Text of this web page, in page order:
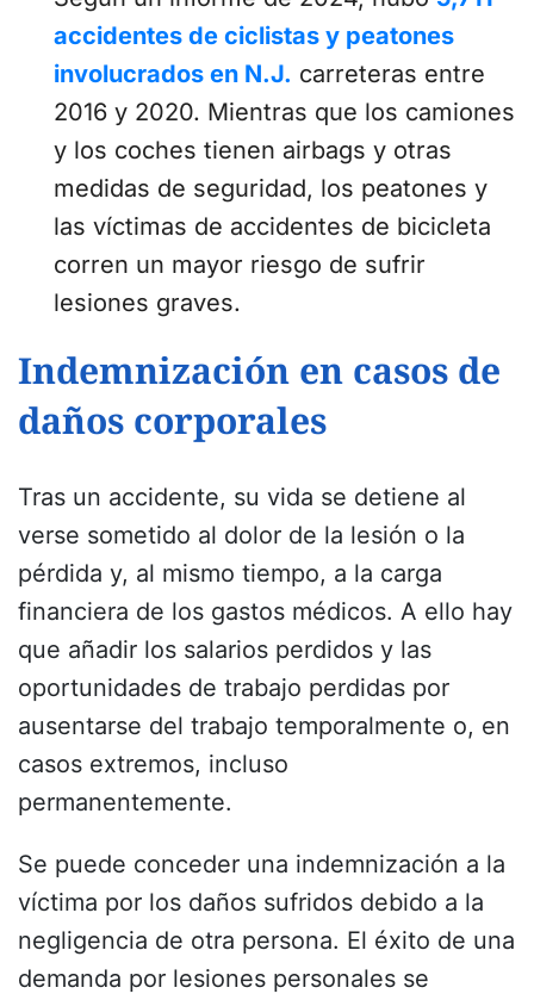
accidentes de ciclistas y peatones
involucrados en N.J. carreteras entre
2016 y 2020. Mientras que los camiones
y los coches tienen airbags y otras
medidas de seguridad, los peatones y
las víctimas de accidentes de bicicleta
corren un mayor riesgo de sufrir
lesiones graves.
Indemnización en casos de
daños corporales
Tras un accidente, su vida se detiene al
verse sometido al dolor de la lesión o la
pérdida y, al mismo tiempo, a la carga
financiera de los gastos médicos. A ello hay
que añadir los salarios perdidos y las
oportunidades de trabajo perdidas por
ausentarse del trabajo temporalmente o, en
casos extremos, incluso
permanentemente.
Se puede conceder una indemnización a la
víctima por los daños sufridos debido a la
negligencia de otra persona. El éxito de una
demanda por lesiones personales se